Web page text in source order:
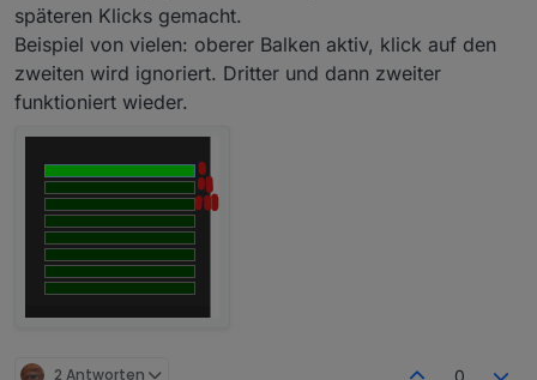
späteren Klicks gemacht.
Beispiel von vielen: oberer Balken aktiv, klick auf den
zweiten wird ignoriert. Dritter und dann zweiter
funktioniert wieder.
2 Antworten 0